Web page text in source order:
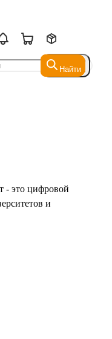
Найти
Найти
- это цифровой
и